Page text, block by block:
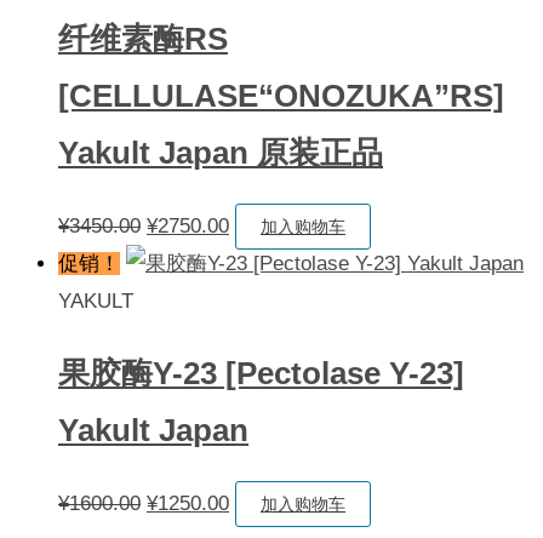
纤维素酶RS
[CELLULASE“ONOZUKA”RS]
Yakult Japan 原装正品
¥3450.00 原
价
¥2750.00当
前
为：
加入购物车
促销！
YAKULT
果胶酶Y-23 [Pectolase Y-23]
Yakult Japan
¥1600.00 原
¥1250.00当
加入购物车